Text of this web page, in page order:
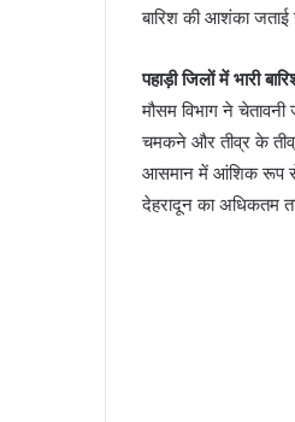
बारिश की आशंका
पहाड़ी जिलों में भारी
मौसम विभाग ने
चमकने और तीव्र के
आसमान में आंशिक रूप से
देहरादून का अधिकतम